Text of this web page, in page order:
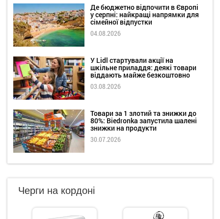
Де бюджетно відпочити в Європі
у серпні: найкращі напрямки для
сімейної відпустки
04.08.2026
У Lidl стартували акції на
шкільне приладдя: деякі товари
віддають майже безкоштовно
03.08.2026
Товари за 1 злотий та знижки до
80%: Biedronka запустила шалені
знижки на продукти
30.07.2026
Черги на кордоні